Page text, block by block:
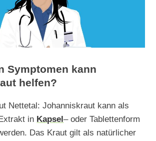
Symptomen kann
helfen?
Nettetal: Johanniskraut kann als
in Kapsel– oder Tablettenform
Das Kraut gilt als natürlicher